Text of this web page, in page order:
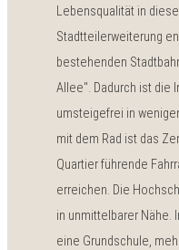
Lebensqualität in
Stadtteilerweiterung
bestehenden
Allee". Dadurch ist die
umsteigefrei in
mit dem Rad ist das
Quartier führende
erreichen. Die
in unmittelbarer Nähe.
eine Grundschule,